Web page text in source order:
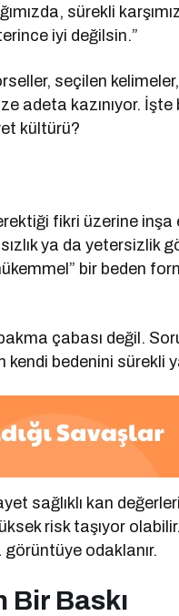
sürekli
iyi değilsin.”
seçilen
adeta kazınıyor.
kültürü?
fikri üzerine inşa
ya da yetersizlik
bir beden
çabası değil.
bedenini sürekli
sağlıklı kan
risk taşıyor
odaklanır.
Bir Baskı